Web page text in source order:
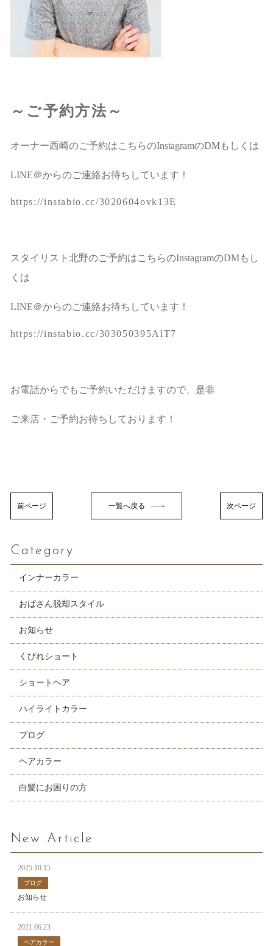
～ご予約方法～
オーナー西崎のご予約はこちらのInstagramのDMもしくは
LINE＠からのご連絡お待ちしています！
https://instabio.cc/3020604ovk13E
スタイリスト北野のご予約はこちらのInstagramのDMもし
くは
LINE＠からのご連絡お待ちしています！
https://instabio.cc/303050395AlT7
お電話からでもご予約いただけますので、是非
ご来店・ご予約お待ちしております！
前ページ 一覧へ戻る 次ページ
Category
インナーカラー
おばさん脱却スタイル
お知らせ
くびれショート
ショートヘア
ハイライトカラー
ブログ
ヘアカラー
白髪にお困りの方
New Article
2025.10.15
ブログ
お知らせ
2021.06.23
ヘアカラー